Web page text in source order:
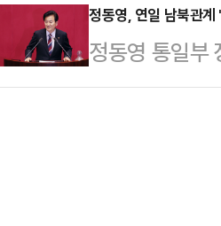
제기된다.6일
"지금은 내란
않고서는 그들
이 한다. 이런
마한 장동혁
서 대구에 사
정동영, 연일 남북관
정동영 통일부
폭 행보에 나